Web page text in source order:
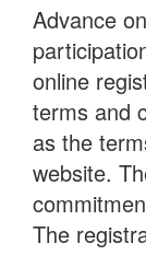
Advance
online
terms and
as the
website.
The